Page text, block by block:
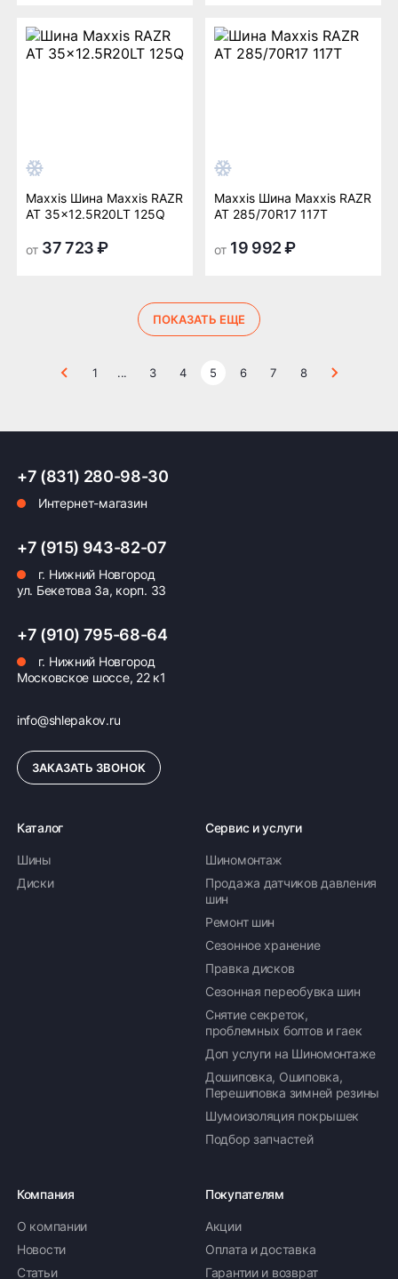
Maxxis Шина Maxxis RAZR
AT 35x12.5R20LT 125Q
от 37 723 ₽
Maxxis Шина Maxxis RAZR
AT 285/70R17 117T
от 19 992 ₽
ПОКАЗАТЬ ЕЩЕ
1 ... 3 4 5 6 7 8
+7 (831) 280-98-30
Интернет-магазин
+7 (915) 943-82-07
г. Нижний Новгород
ул. Бекетова 3а, корп. 33
+7 (910) 795-68-64
г. Нижний Новгород
Московское шоссе, 22 к1
info@shlepakov.ru
ЗАКАЗАТЬ ЗВОНОК
Каталог
Шины
Диски
Сервис и услуги
Шиномонтаж
Продажа датчиков давления
шин
Ремонт шин
Сезонное хранение
Правка дисков
Сезонная переобувка шин
Снятие секреток,
проблемных болтов и гаек
Доп услуги на Шиномонтаже
Дошиповка, Ошиповка,
Перешиповка зимней резины
Шумоизоляция покрышек
Подбор запчастей
Компания
О компании
Новости
Статьи
Покупателям
Акции
Оплата и доставка
Гарантии и возврат